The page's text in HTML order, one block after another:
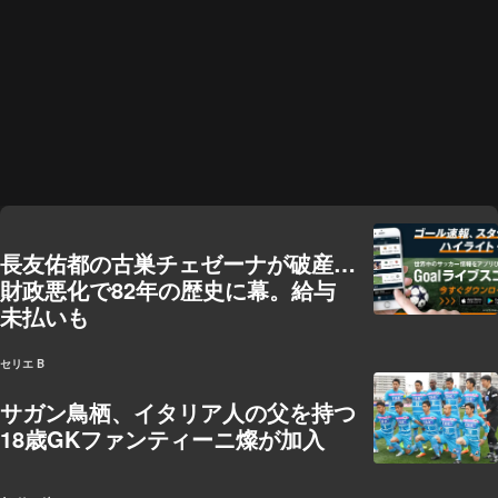
長友佑都の古巣チェゼーナが破産…
財政悪化で82年の歴史に幕。給与
未払いも
セリエ B
サガン鳥栖、イタリア人の父を持つ
18歳GKファンティーニ燦が加入